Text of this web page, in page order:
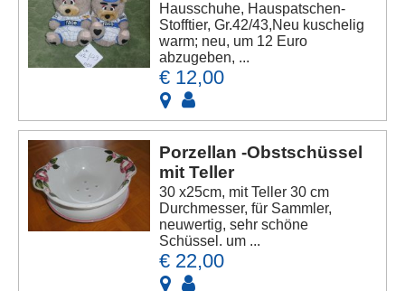
Hausschuhe, Hauspatschen-
Stofftier, Gr.42/43,Neu kuschelig
warm; neu, um 12 Euro
abzugeben, ...
€ 12,00
Porzellan -Obstschüssel
mit Teller
30 x25cm, mit Teller 30 cm
Durchmesser, für Sammler,
neuwertig, sehr schöne
Schüssel. um ...
€ 22,00